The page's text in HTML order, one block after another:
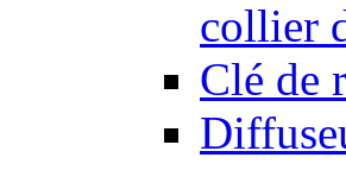
collier
Clé de